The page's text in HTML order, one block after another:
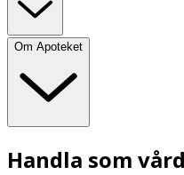
Om Apoteket
Handla som